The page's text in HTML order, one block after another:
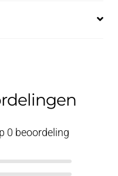
0 beoordeling